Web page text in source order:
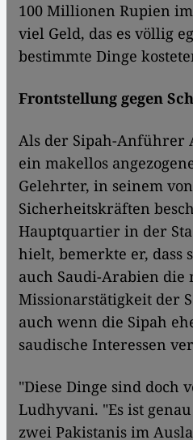
100 Millionen Rupien
viel Geld, das es völlig
bestimmte Dinge
Frontstellung gegen
Als der Sipah-Anführer
ein makellos
Gelehrter, in seinem
Sicherheitskräften
Hauptquartier in der
hielt, bemerkte er, dass
auch Saudi-Arabien die
Missionarstätigkeit der
auch wenn die Sipah
saudische Interessen
"Diese Dinge sind doch
Ludhyvani. "Es ist
zwei Pakistanis im